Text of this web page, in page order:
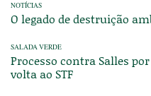
NOTÍCIAS
O legado de destruição
SALADA VERDE
Processo contra Salles
volta ao STF